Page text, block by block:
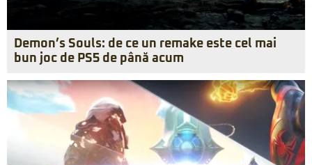
Demon’s Souls: de ce un remake este cel mai
bun joc de PS5 de până acum